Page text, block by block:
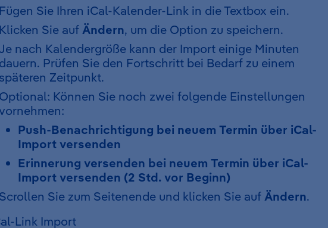
Sie Ihren iCal-Kalender-Link in die Textbox ein.
Sie auf Ändern, um die Option zu speichern.
nach Kalendergröße kann der Import einige Minuten
Prüfen Sie den Fortschritt bei Bedarf zu einem
Zeitpunkt.
Können Sie noch zwei folgende Einstellungen
Push-Benachrichtigung bei neuem Termin über iCal-
Import versenden
Erinnerung versenden bei neuem Termin über iCal-
Import versenden (2 Std. vor Beginn)
Sie zum Seitenende und klicken Sie auf Ändern.